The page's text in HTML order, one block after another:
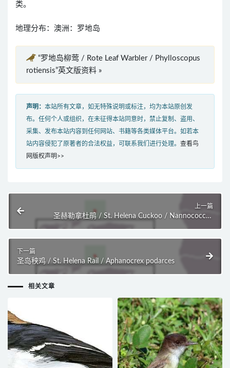
类。
地理分布：澳洲：罗地岛
“罗地岛柳莺 / Rote Leaf Warbler / Phylloscopus
rotiensis”英文版资料 »
声明： 本站所有文章，如无特殊说明或标注，均为本站原创发
布。任何个人或组织，在未征得本站同意时，禁止复制、盗用、
采集、发布本站内容到任何网站、书籍等各类媒体平台。如若本
站内容侵犯了原著者的合法权益，可联系我们进行处理。 查看鸟
网版权声明>>
上一篇
圣赫勒拿杜鹃 / St. Helena Cuckoo / Nannococcyx
下一篇
圣岛秧鸡 / St. Helena Rail / Aphanocrex podarces
相关文章